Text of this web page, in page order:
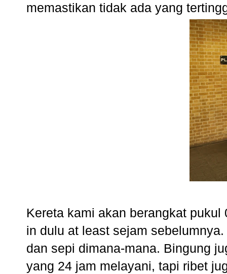
memastikan tidak ada yang
Kereta kami akan berangkat
in dulu at least sejam
dan sepi dimana-mana. Bingung
yang 24 jam melayani, tapi ribet